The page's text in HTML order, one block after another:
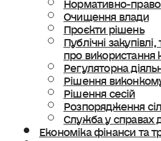
Очищення влади
Проєкти рішень
Публічні
про
Регуляторна
Рішення
Рішення сесій
Розпорядження
Служба у справах
Економіка фінанси та